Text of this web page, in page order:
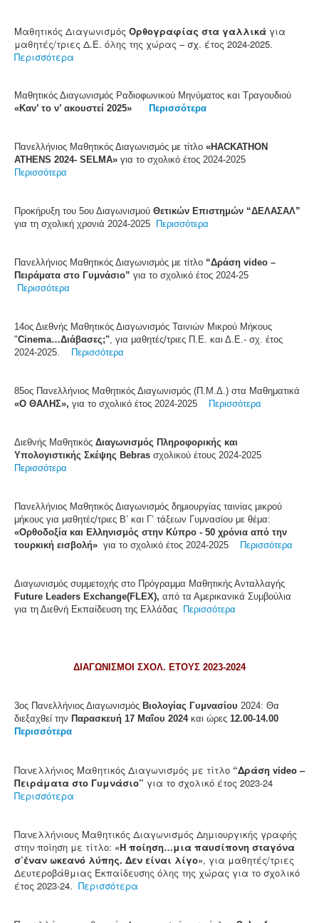
Μαθητικός Διαγωνισμός Ορθογραφίας στα γαλλικά για
μαθητές/τριες Δ.Ε. όλης της χώρας – σχ. έτος 2024-2025.
Περισσότερα
Μαθητικός Διαγωνισμός Ραδιοφωνικού Μηνύματος και Τραγουδιού
«Καν’ το ν’ ακουστεί 2025»
Περισσότερα
Πανελλήνιος Μαθητικός Διαγωνισμός με τίτλο «HACKATHON
ATHENS 2024- SELMA» για το σχολικό έτος 2024-2025
Περισσότερα
Προκήρυξη του 5ου Διαγωνισμού Θετικών Επιστημών “ΔΕΛΑΣΑΛ”
για τη σχολική χρονιά 2024-2025
Περισσότερα
Πανελλήνιος Μαθητικός Διαγωνισμός με τίτλο “Δράση video –
Πειράματα στο Γυμνάσιο” για το σχολικό έτος 2024-25
Περισσότερα
14ος Διεθνής Μαθητικός Διαγωνισμός Ταινιών Μικρού Μήκους
"Cinema…Διάβασες;", για μαθητές/τριες Π.Ε. και Δ.Ε.- σχ. έτος
2024-2025.
Περισσότερα
85ος Πανελλήνιος Μαθητικός Διαγωνισμός (Π.Μ.Δ.) στα Μαθηματικά
«Ο ΘΑΛΗΣ», για το σχολικό έτος 2024-2025 Περισσότερα
Διεθνής Μαθητικός Διαγωνισμός Πληροφορικής και
Υπολογιστικής Σκέψης Bebras σχολικού έτους 2024-2025
Περισσότερα
Πανελλήνιος Μαθητικός Διαγωνισμός δημιουργίας ταινίας μικρού
μήκους για μαθητές/τριες Β’ και Γ’ τάξεων Γυμνασίου με θέμα:
«Ορθοδοξία και Ελληνισμός στην Κύπρο - 50 χρόνια από την
τουρκική εισβολή» για το σχολικό έτος 2024-2025 Περισσότερα
Διαγωνισμός συμμετοχής στο Πρόγραμμα Μαθητικής Ανταλλαγής
Future Leaders Exchange(FLEX), από τα Αμερικανικά Συμβούλια
για τη Διεθνή Εκπαίδευση της Ελλάδας
Περισσότερα
ΔΙΑΓΩΝΙΣΜΟΙ ΣΧΟΛ. ΕΤΟΥΣ 2023-2024
3ος Πανελλήνιος Διαγωνισμός Βιολογίας Γυμνασίου 2024: Θα
διεξαχθεί την Παρασκευή 17 Μαΐου 2024και ώρες 12.00-14.00
Περισσότερα
Πανελλήνιος Μαθητικός Διαγωνισμός με τίτλο “Δράση video –
Πειράματα στο Γυμνάσιο” για το σχολικό έτος 2023-24
Περισσότερα
Πανελλήνιους Μαθητικός Διαγωνισμός Δημιουργικής γραφής
στην ποίηση με τίτλο: «Η ποίηση…μια παυσίπονη σταγόνα
σ’έναν ωκεανό λύπης. Δεν είναι λίγο», για μαθητές/τριες
Δευτεροβάθμιας Εκπαίδευσης όλης της χώρας για το σχολικό
έτος 2023-24. Περισσότερα